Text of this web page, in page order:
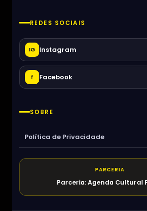
REDES SOCIAIS
IG Instagram
f Facebook
SOBRE
Política de Privacidade
PARCERIA
Parceria: Agenda Cultural